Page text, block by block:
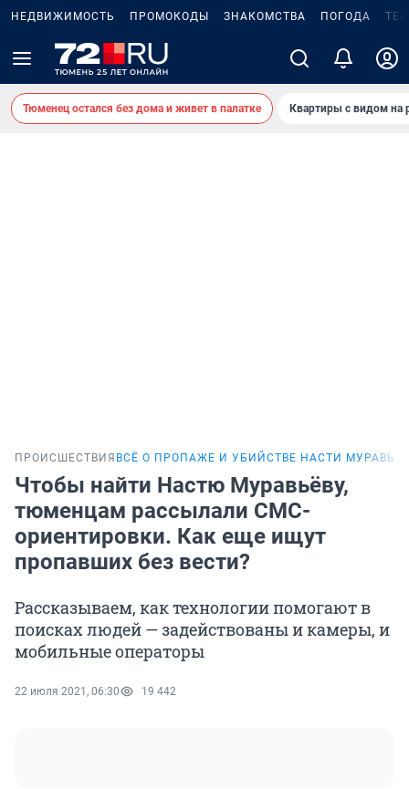
НЕДВИЖИМОСТЬ ПРОМОКОДЫ ЗНАКОМСТВА ПОГОДА
Тюменец остался без дома и живет в палатке Квартиры с видом на
ПРОИСШЕСТВИЯ ВСЁ О ПРОПАЖЕ И УБИЙСТВЕ НАСТИ
Чтобы найти Настю Муравьёву,
тюменцам рассылали СМС-
ориентировки. Как еще ищут
пропавших без вести?
Рассказываем, как технологии помогают в
поисках людей — задействованы и камеры, и
мобильные операторы
22 июля 2021, 06:30 19 442